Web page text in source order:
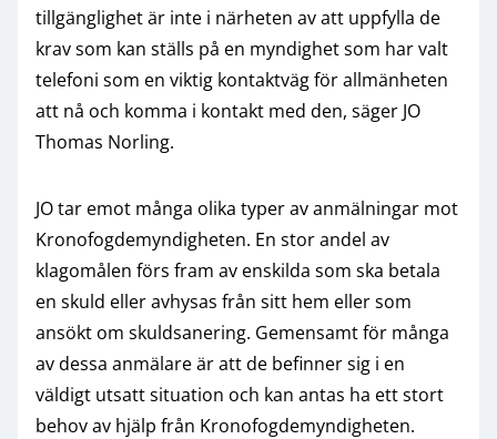
tillgänglighet är inte i närheten av att uppfylla de
krav som kan ställs på en myndighet som har valt
telefoni som en viktig kontaktväg för allmänheten
att nå och komma i kontakt med den, säger JO
Thomas Norling.
JO tar emot många olika typer av anmälningar mot
Kronofogdemyndigheten. En stor andel av
klagomålen förs fram av enskilda som ska betala
en skuld eller avhysas från sitt hem eller som
ansökt om skuldsanering. Gemensamt för många
av dessa anmälare är att de befinner sig i en
väldigt utsatt situation och kan antas ha ett stort
behov av hjälp från Kronofogde­myndigheten.